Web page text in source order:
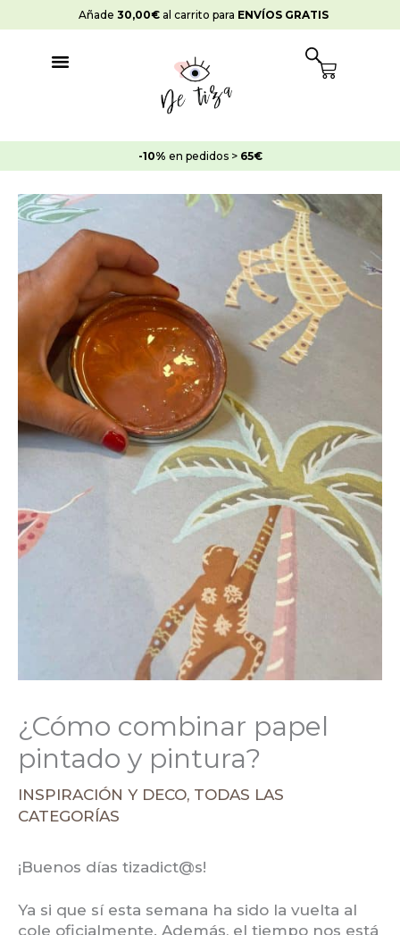
al
Añade 30,00€ al carrito para ENVÍOS GRATIS
Cart
-10% en pedidos > 65€
¿Cómo combinar papel
pintado y pintura?
INSPIRACIÓN Y DECO, TODAS LAS
CATEGORÍAS
¡Buenos días tizadict@s!
Ya si que sí esta semana ha sido la vuelta al
cole oficialmente. Además, el tiempo nos está